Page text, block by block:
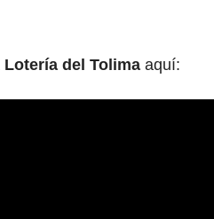
Lotería del Tolima aquí: